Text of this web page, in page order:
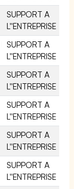
SUPPORT A
L''ENTREPRISE
SUPPORT A
L''ENTREPRISE
SUPPORT A
L''ENTREPRISE
SUPPORT A
L''ENTREPRISE
SUPPORT A
L''ENTREPRISE
SUPPORT A
L''ENTREPRISE